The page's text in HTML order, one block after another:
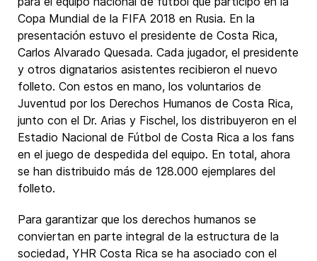
Copa Mundial de la FIFA 2018 en Rusia. En la
presentación estuvo el presidente de Costa Rica,
Carlos Alvarado Quesada. Cada jugador, el presidente
y otros dignatarios asistentes recibieron el nuevo
folleto. Con estos en mano, los voluntarios de
Juventud por los Derechos Humanos de Costa Rica,
junto con el Dr. Arias y Fischel, los distribuyeron en el
Estadio Nacional de Fútbol de Costa Rica a los fans
en el juego de despedida del equipo. En total, ahora
se han distribuido más de 128.000 ejemplares del
folleto.
Para garantizar que los derechos humanos se
conviertan en parte integral de la estructura de la
sociedad, YHR Costa Rica se ha asociado con el